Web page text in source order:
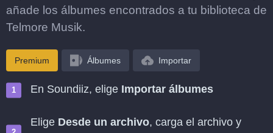
añade los álbumes encontrados a tu biblioteca de
Telmore Musik.
Premium Álbumes Importar
En Soundiiz, elige Importar álbumes
Elige Desde un archivo, carga el archivo y